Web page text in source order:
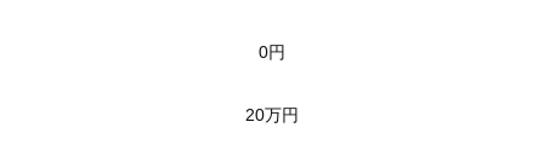
0円
20万円